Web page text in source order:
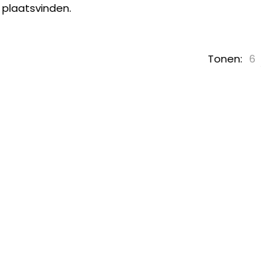
Tonen: 6